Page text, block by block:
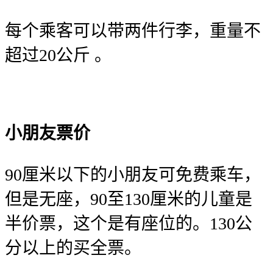
每个乘客可以带两件行李，重量不
超过20公斤 。
小朋友票价
90厘米以下的小朋友可免费乘车，
但是无座，90至130厘米的儿童是
半价票，这个是有座位的。130公
分以上的买全票。